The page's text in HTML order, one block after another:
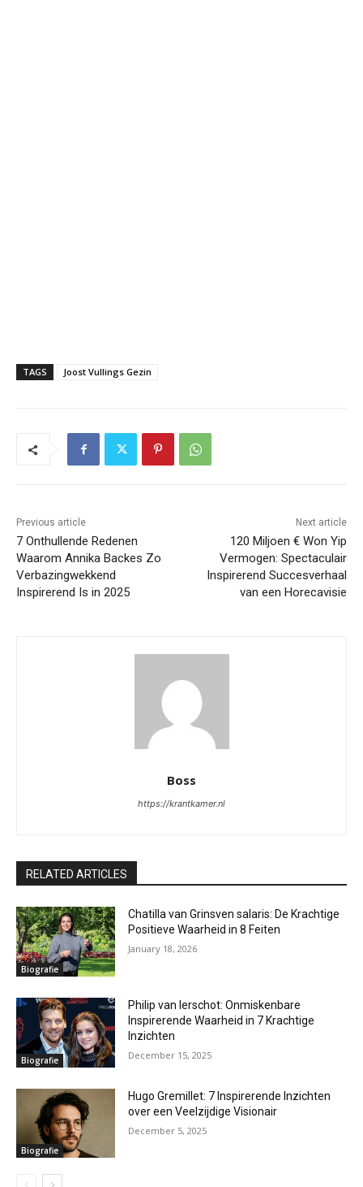
TAGS Joost Vullings Gezin
Previous article
7 Onthullende Redenen
Waarom Annika Backes Zo
Verbazingwekkend
Inspirerend Is in 2025
Next article
120 Miljoen € Won Yip
Vermogen: Spectaculair
Inspirerend Succesverhaal
van een Horecavisie
Boss
https://krantkamer.nl
RELATED ARTICLES
Biografie
Chatilla van Grinsven salaris: De Krachtige
Positieve Waarheid in 8 Feiten
January 18, 2026
Biografie
Philip van Ierschot: Onmiskenbare
Inspirerende Waarheid in 7 Krachtige
Inzichten
December 15, 2025
Biografie
Hugo Gremillet: 7 Inspirerende Inzichten
over een Veelzijdige Visionair
December 5, 2025